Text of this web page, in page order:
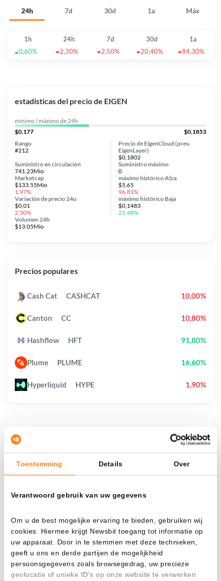
Toestemming Details Over
Verantwoord gebruik van uw gegevens
Om u de best mogelijke ervaring te bieden, gebruiken wij
cookies. Hiermee krijgt Newsbit toegang tot informatie op
uw apparaat. Door in te stemmen met deze technieken,
geeft u ons en derde partijen de mogelijkheid
persoonsgegevens zoals browsegedrag, uw precieze
geolocatie of unieke ID's op onze website te verwerken.
24h 7d 30d 1a Máx
1h 24h 7d 30d
1a
0,60%
2,30% 2,50% 20,40% 84,30%
aplicado el dollar-cost averaging en distintas
Había invertido En
Desde
$
estadísticas del precio de EIGEN
mínimo / máximo de 24h
$0,177
$0,1853
Precio de EigenCloud (prev.
EigenLayer)
$0,1802
Suministro en circulación
741.23Mio
Variación de precio 24u
$0,01
2,30%
Suministro máximo
0
Marketcap
$133.55Mio
1,97%
Volumen 24h
$13.05Mio
Rango
#212
máximo históricoAlza
$5,65
96,81%
máximo histórico Baja
$0,1483
21,48%
Precios populares
Cash Cat CASHCAT 10,00%
Canton CC 10,80%
Hashflow HFT 91,80%
Plume PLUME 16,60%
Hyperliquid HYPE 1,90%